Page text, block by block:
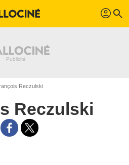
profil search
Reczulski
Reczulski